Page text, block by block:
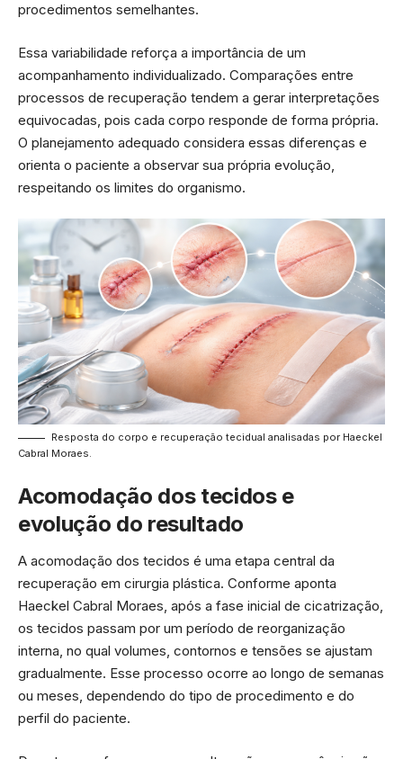
procedimentos semelhantes.
Essa variabilidade reforça a importância de um
acompanhamento individualizado. Comparações entre
processos de recuperação tendem a gerar interpretações
equivocadas, pois cada corpo responde de forma própria.
O planejamento adequado considera essas diferenças e
orienta o paciente a observar sua própria evolução,
respeitando os limites do organismo.
Resposta do corpo e recuperação tecidual analisadas por Haeckel
Cabral Moraes.
Acomodação dos tecidos e
evolução do resultado
A acomodação dos tecidos é uma etapa central da
recuperação em cirurgia plástica. Conforme aponta
Haeckel Cabral Moraes, após a fase inicial de cicatrização,
os tecidos passam por um período de reorganização
interna, no qual volumes, contornos e tensões se ajustam
gradualmente. Esse processo ocorre ao longo de semanas
ou meses, dependendo do tipo de procedimento e do
perfil do paciente.